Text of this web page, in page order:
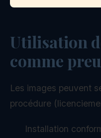
Utilisation
comme
Les images peuvent
procédure
Installation